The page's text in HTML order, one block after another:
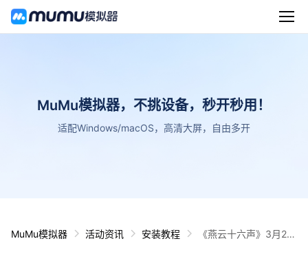
MuMu模拟器，不挑设备，秒开秒用！
适配Windows/macOS，高清大屏，自由多开
MuMu模拟器 活动资讯 安装教程
《燕云十六声》3月28